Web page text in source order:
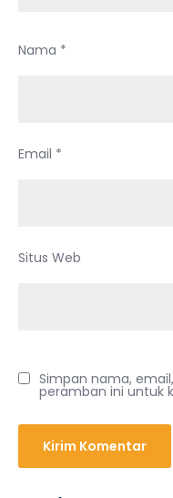
Nama *
Email *
Situs Web
Simpan nama,
peramban ini untuk